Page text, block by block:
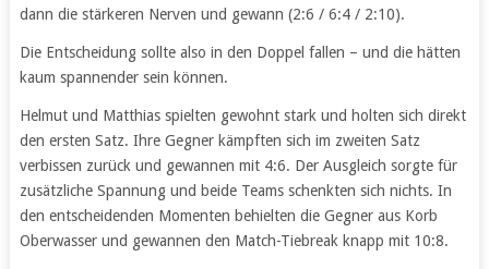
dann die stärkeren Nerven und gewann (2:6 / 6:4 / 2:10).
Die Entscheidung sollte also in den Doppel fallen – und die hätten
kaum spannender sein können.
Helmut und Matthias spielten gewohnt stark und holten sich direkt
den ersten Satz. Ihre Gegner kämpften sich im zweiten Satz
verbissen zurück und gewannen mit 4:6. Der Ausgleich sorgte für
zusätzliche Spannung und beide Teams schenkten sich nichts. In
den entscheidenden Momenten behielten die Gegner aus Korb
Oberwasser und gewannen den Match-Tiebreak knapp mit 10:8.